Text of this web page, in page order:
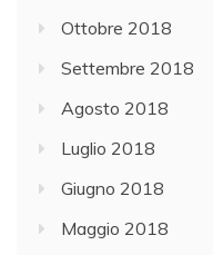
Ottobre 2018
Settembre 2018
Agosto 2018
Luglio 2018
Giugno 2018
Maggio 2018